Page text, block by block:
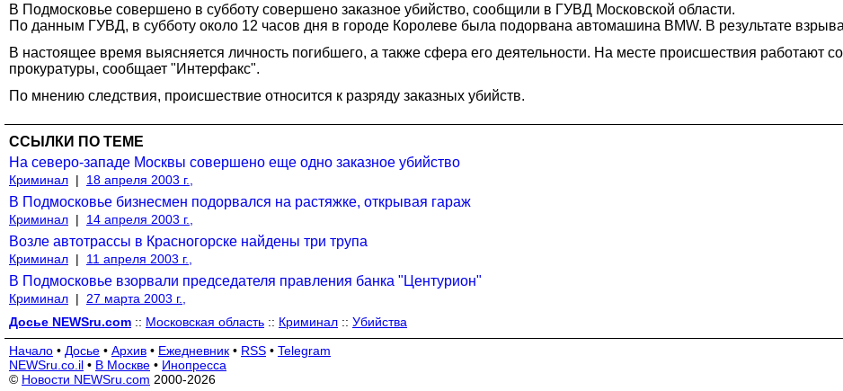
В Подмосковье совершено в субботу совершено заказное убийство, сообщили в ГУВД Московской области.
По данным ГУВД, в субботу около 12 часов дня в городе Королеве была подорвана автомашина BMW. В результате
В настоящее время выясняется личность погибшего, а также сфера его деятельности. На месте происшествия работают
прокуратуры, сообщает "Интерфакс".
По мнению следствия, происшествие относится к разряду заказных убийств.
ССЫЛКИ ПО ТЕМЕ
На северо-западе Москвы совершено еще одно заказное убийство
Криминал | 18 апреля 2003 г.,
В Подмосковье бизнесмен подорвался на растяжке, открывая гараж
Криминал | 14 апреля 2003 г.,
Возле автотрассы в Красногорске найдены три трупа
Криминал | 11 апреля 2003 г.,
В Подмосковье взорвали председателя правления банка "Центурион"
Криминал |
27 марта 2003 г.,
Досье NEWSru.com :: Московская область :: Криминал :: Убийства
Начало • Досье • Архив • Ежедневник • RSS • Telegram
NEWSru.co.il • В Москве • Инопресса
© Новости NEWSru.com 2000-2026